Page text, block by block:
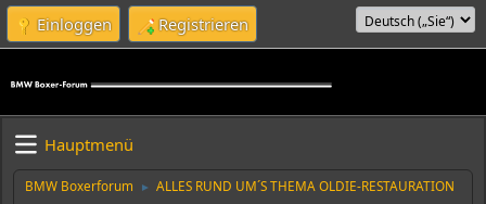
Einloggen Registrieren
Hauptmenü
BMW Boxerforum ► ALLES RUND UM´S THEMA OLDIE-RESTAURATION